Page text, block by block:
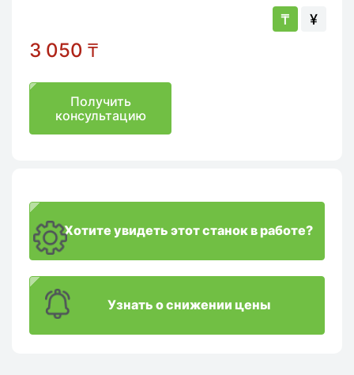
₸ ¥
3 050 ₸
Получить
консультацию
Хотите увидеть этот станок в работе?
Узнать о снижении цены